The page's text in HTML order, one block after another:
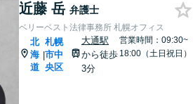
近藤 岳 弁護士
ベリーベスト法律事務所 札幌オフィス
北
海
道
|
札幌
市中
央区
大通駅
から徒歩
3分
営業時間：09:30~
18:00（土日祝日）